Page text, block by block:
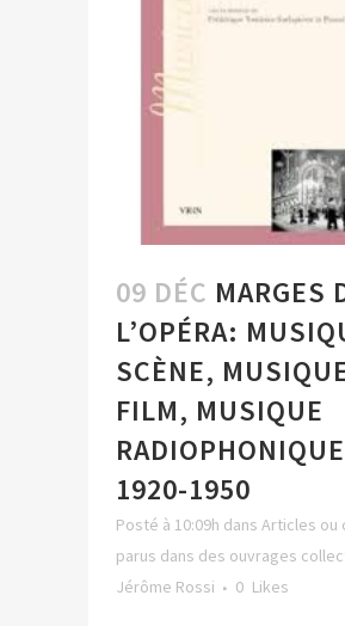
09 DÉC MARGES
L’OPÉRA:
SCÈNE,
FILM, MUSIQUE
RADIOPHONIQUE
1920-1950
Posté à 10:09h dans Articles ou
parus dans des ouvrages
Jérôme Rossi
0 Likes